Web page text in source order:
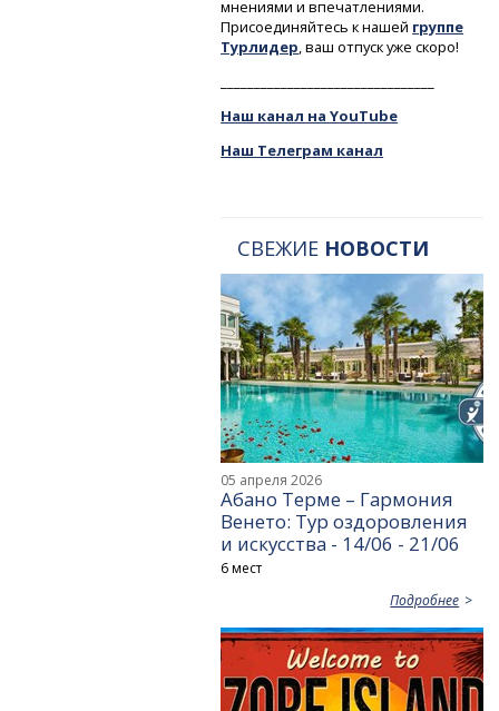
мнениями и впечатлениями.
Присоединяйтесь к нашей группе
Турлидер, ваш отпуск уже скоро!
Наш канал на YouTube
Наш Телеграм канал
СВЕЖИЕ НОВОСТИ
05 апреля 2026
Абано Терме – Гармония
Венето: Тур оздоровления
и искусства - 14/06 - 21/06
6 мест
Подробнее